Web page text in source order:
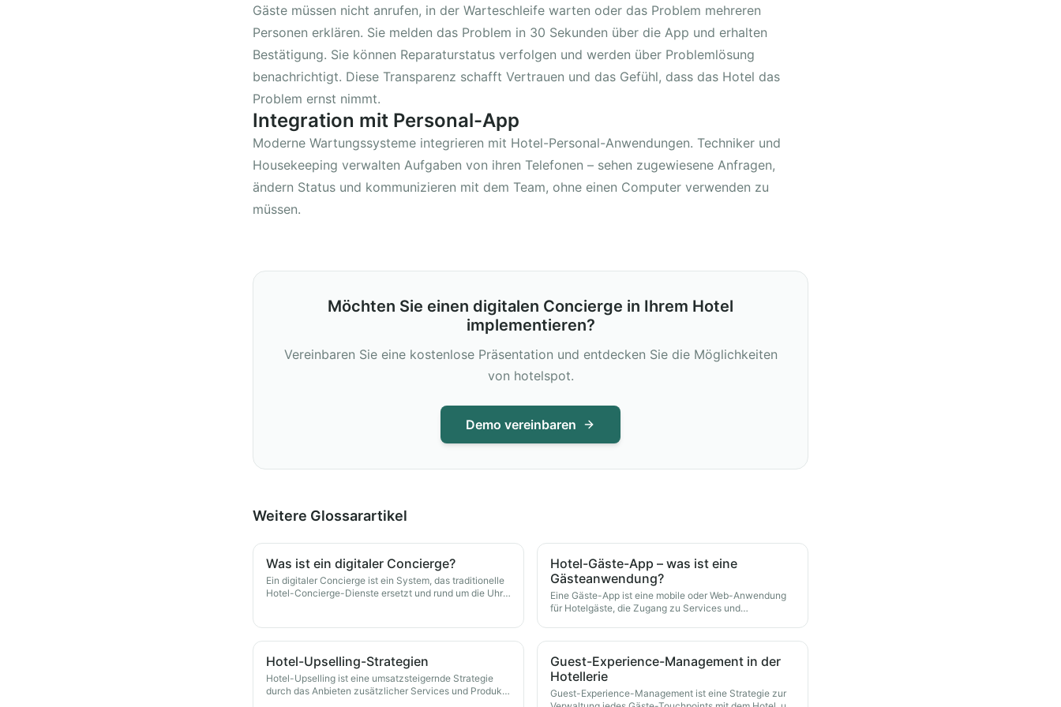
Gäste müssen nicht anrufen, in der Warteschleife warten oder das Problem mehreren
Personen erklären. Sie melden das Problem in 30 Sekunden über die App und erhalten
Bestätigung. Sie können Reparaturstatus verfolgen und werden über Problemlösung
benachrichtigt. Diese Transparenz schafft Vertrauen und das Gefühl, dass das Hotel das
Problem ernst nimmt.
Integration mit Personal-App
Moderne Wartungssysteme integrieren mit Hotel-Personal-Anwendungen. Techniker und
Housekeeping verwalten Aufgaben von ihren Telefonen – sehen zugewiesene Anfragen,
ändern Status und kommunizieren mit dem Team, ohne einen Computer verwenden zu
müssen.
Möchten Sie einen digitalen Concierge in Ihrem Hotel
implementieren?
Vereinbaren Sie eine kostenlose Präsentation und entdecken Sie die Möglichkeiten
von hotelspot.
Demo vereinbaren
Weitere Glossarartikel
Was ist ein digitaler Concierge?
Ein digitaler Concierge ist ein System, das traditionelle
Hotel-Concierge-Dienste ersetzt und rund um die Uhr
Hotel-Gäste-App – was ist eine
Gästeanwendung?
Eine Gäste-App ist eine mobile oder Web-Anwendung
für Hotelgäste, die Zugang zu Services und
Hotel-Upselling-Strategien
Hotel-Upselling ist eine umsatzsteigernde Strategie
durch das Anbieten zusätzlicher Services und Produkte
Guest-Experience-Management in der
Hotellerie
Guest-Experience-Management ist eine Strategie zur